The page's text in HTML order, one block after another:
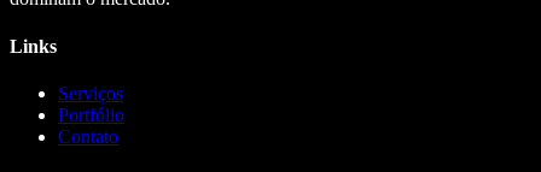
Links
Serviços
Portfólio
Contato